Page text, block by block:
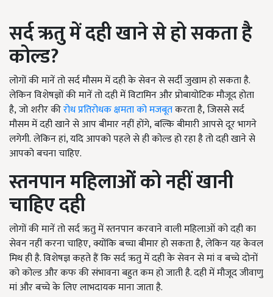
सर्द ऋतु में दही खाने से हो सकता है
कोल्ड?
लोगों की मानें तो सर्द मौसम में दही के सेवन से सर्दी जुखाम हो सकता है.
लेकिन विशेषज्ञों की मानें तो दही में विटामिन और प्रोबायोटिक मौजूद होता
है,जो शरीर कीरोध प्रतिरोधक क्षमता को मजबूतकरता है,जिससे सर्द
मौसम में दही खाने से आप बीमार नहीं होंगे,बल्कि बीमारी आपसे दूर भागने
लगेगी.लेकिन हां, यदि आपको पहले से ही कोल्ड हो रहा है तो दही खाने से
आपको बचना चाहिए.
स्तनपान महिलाओं को नहीं खानी
चाहिए दही
लोगों की मानें तो सर्द ऋतु में स्तनपान करवाने वाली महिलाओं को दही का
सेवन नहीं करना चाहिए,क्योंकि बच्चा बीमार हो सकता है,लेकिन यह केवल
मिथ ही है. विशेषज्ञ कहते हैं कि सर्द ऋतु में दही के सेवन से मां व बच्चे दोनों
को कोल्ड और कफ की संभावना बहुत कम हो जाती है. दही में मौजूद जीवाणु
मां और बच्चे के लिए लाभदायक माना जाता है.